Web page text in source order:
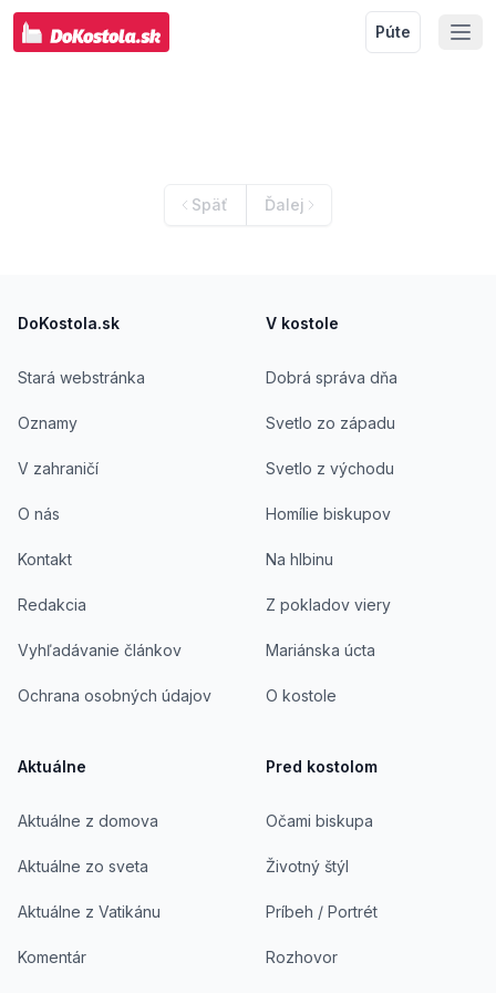
Púte
Späť Ďalej
DoKostola.sk
Stará webstránka
Oznamy
V zahraničí
O nás
Kontakt
Redakcia
Vyhľadávanie článkov
Ochrana osobných údajov
Aktuálne
Aktuálne z domova
Aktuálne zo sveta
Aktuálne z Vatikánu
Komentár
V kostole
Dobrá správa dňa
Svetlo zo západu
Svetlo z východu
Homílie biskupov
Na hlbinu
Z pokladov viery
Mariánska úcta
O kostole
Pred kostolom
Očami biskupa
Životný štýl
Príbeh / Portrét
Rozhovor